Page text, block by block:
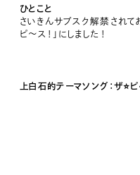
ひとこと
さいきんサブスク解禁されて
ピ〜ス！」にしました！
上白石的テーマソング：ザ⭐️ピ